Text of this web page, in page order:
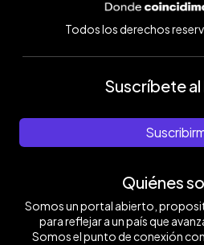
Todos los derechos
Suscríbete
Quiénes
Somos un portal abierto,
para reflejar a un país que
Somos el punto de conexión